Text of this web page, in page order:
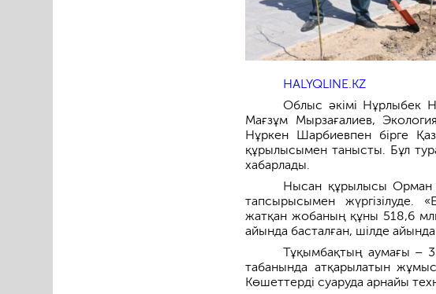
HALYQLINE.KZ
Облыс әкімі Нұрлыбек
Мағзұм Мырзағалиев,
Нұркен Шарбиевпен бірге
құрылысымен танысты. Бұл
хабарлады.
Нысан құрылысы Орман
тапсырысымен жүргізілуде.
жатқан жобаның құны 518,6
айында басталған, шілде
Тұқымбақтың аумағы –
табанында атқарылатын
Көшеттерді суаруда арнайы